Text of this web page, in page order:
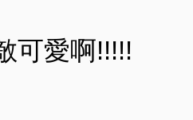
可愛啊!!!!!